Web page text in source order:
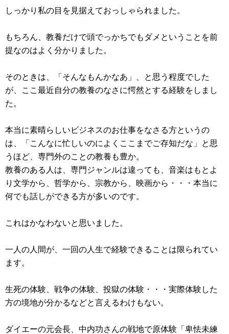
しっかり私の目を見据えておっしゃられました。
もちろん、教養だけで頭でっかちでもダメということを前
提なのはよく分かりました。
そのときは、「そんなもんかなあ」、と思う程度でした
が、ここ最近自分の教養のなさに愕然とする経験をしまし
た。
本当に素晴らしいビジネスのお仕事をなさる方というの
は、「こんなに忙しいのによくここまでご存知だな」と思
うほど、専門外のことの教養も豊か。
教養のある人は、専門ジャンルは違っても、音楽はもとよ
り文学から、哲学から、宗教から、映画から・・・本当に
何でも話しができる方が多いのです。
これはかなわないと思いました。
一人の人間が、一回の人生で経験できることは限られてい
ます。
生死の体験、戦争の体験、投獄の体験・・・実際体験した
方の境地が分かるなどと言えるわけもない。
ダイエーの元会長、中内功さんの戦地で原体験「卑怯未練